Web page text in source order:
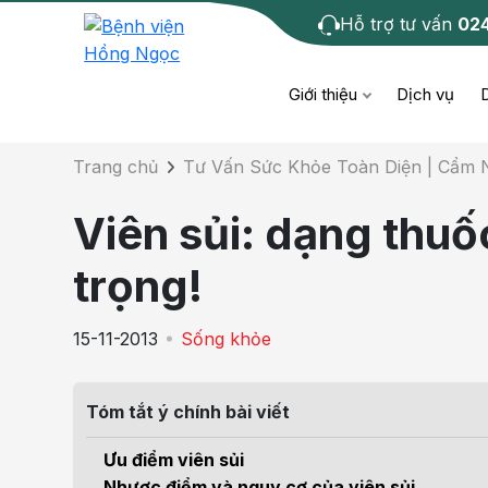
Hỗ trợ tư vấn
Giới thiệu Dịch vụ
Cơ xương khớp
Tầm soát ung thư
Điện quang can thiệp
Dược
Chi tiết bài tư
Trang chủ Tư Vấn Sức Khỏe Toàn Diện | Cẩm
Viên sủi: dạng
trọng!
15-11-2013 Sống khỏe
Tóm tắt ý chính bài viết
Ưu điểm viên sủi